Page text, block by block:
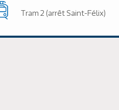
Tram 2 (arrêt Saint-Félix)